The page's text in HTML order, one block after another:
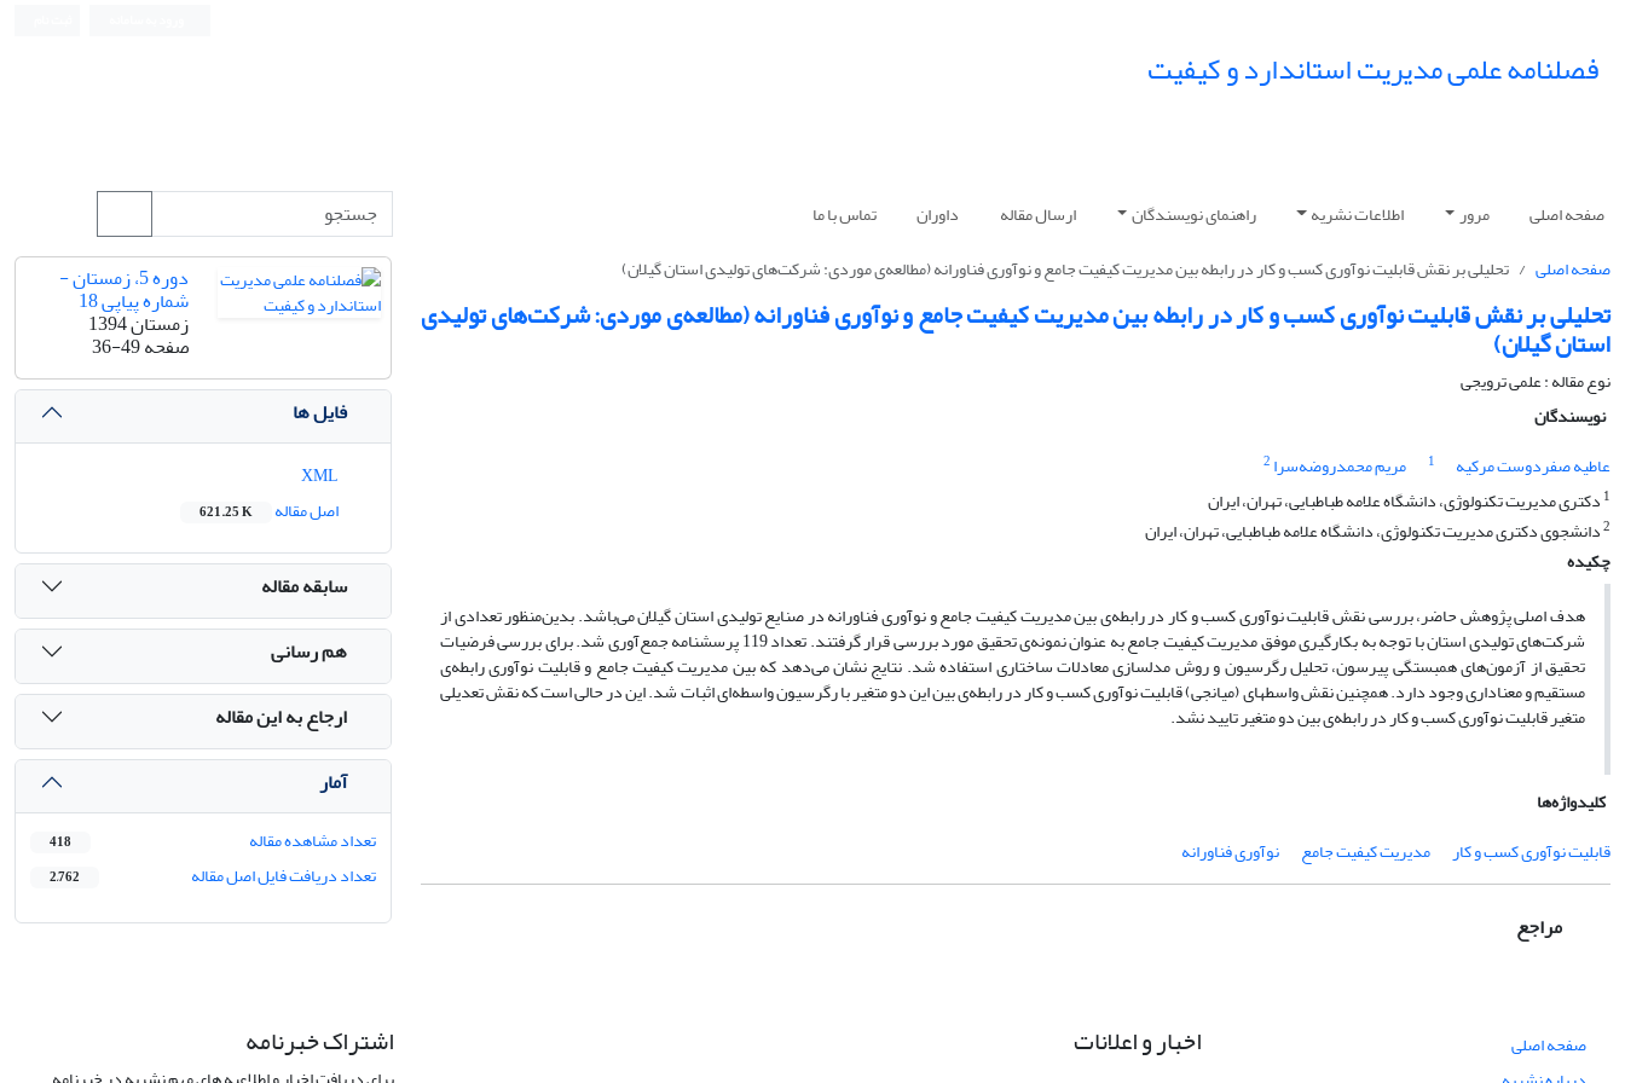
فصلنامه علمی مدیریت استاندارد و کیفیت
صفحه اصلی مرور اطلاعات نشریه راهنمای نویسندگان ارسال مقاله داوران
تماس با ما
صفحه اصلی
تحلیلی بر نقش قابلیت نوآوری کسب و کار در رابطه بین مدیریت کیفیت جامع و نوآوری فناورانه (مطالعه‌ی موردی: شرکت‌های تولیدی استان گیلان)
تحلیلی بر نقش قابلیت نوآوری کسب و کار در رابطه بین مدیریت کیفیت جامع و نوآوری فناورانه (مطالعه‌ی موردی: شرکت‌های تولیدی
استان گیلان)
نوع مقاله : علمی ترویجی
نویسندگان
عاطیه صفردوست مرکیه
1 مریم محمدروضه‌سرا 2
1 دکتری مدیریت تکنولوژی، دانشگاه علامه طباطبایی، تهران، ایران
2دانشجوی دکتری مدیریت تکنولوژی، دانشگاه علامه طباطبایی، تهران، ایران
چکیده
هدف اصلی پژوهش حاضر، بررسی نقش قابلیت نوآوری کسب و کار در رابطه‌ی بین مدیریت کیفیت جامع و نوآوری فناورانه در صنایع تولیدی استان گیلان می‌باشد. بدین‌منظور تعدادی از
شرکت‌های تولیدی استان با توجه به بکارگیری موفق مدیریت کیفیت جامع به عنوان نمونه‌ی تحقیق مورد بررسی قرار گرفتند. تعداد 119 پرسشنامه جمع‌آوری شد. برای بررسی فرضیات
تحقیق از آزمون‌های همبستگی پیرسون، تحلیل رگرسیون و روش مدل­سازی معادلات ساختاری استفاده شد. نتایج نشان می‌دهد که بین مدیریت کیفیت جامع و قابلیت نوآوری رابطه‌ی
مستقیم و معناداری وجود دارد. همچنین نقش واسطه­ای (میانجی) قابلیت نوآوری کسب و کار در رابطه‌ی بین این دو متغیر با رگرسیون واسطه‌ای اثبات شد. این در حالی است که نقش تعدیلی
متغیر قابلیت نوآوری کسب و کار در رابطه‌ی بین دو متغیر تایید نشد.
کلیدواژه‌ها
قابلیت نوآوری کسب و کار
مدیریت کیفیت جامع نوآوری فناورانه
مراجع
دوره 5، زمستان -
شماره پیاپی 18
زمستان 1394
صفحه36-49
فایل ها
اصل مقاله
621.25 K
سابقه مقاله
هم رسانی
ارجاع به این مقاله
آمار
تعداد مشاهده مقاله 418
تعداد دریافت فایل اصل مقاله 2,762
صفحه اصلی
اخبار و اعلانات اشتراک خبرنامه